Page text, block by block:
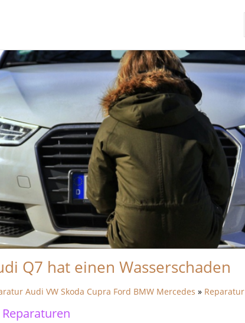
Q7 hat einen Wasserschaden
Audi VW Skoda Cupra Ford BMW Mercedes » Reparatur